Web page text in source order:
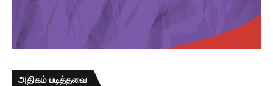
அதிகம் படித்தவை